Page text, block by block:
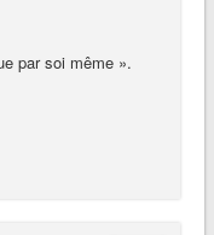
par soi même ».